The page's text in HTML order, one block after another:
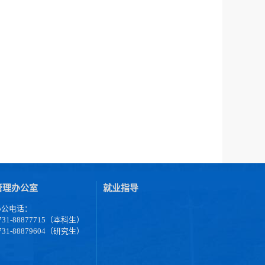
理办公室
电话：
88877715（本科生）
88879604（研究生）
就业指导